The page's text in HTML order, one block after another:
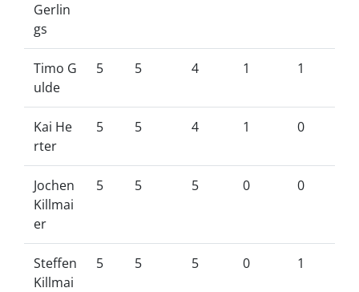
Gerlin
gs
Timo G
ulde
5 5 4 1 1
Kai He
rter
5 5 4 1 0
Jochen
Killmai
er
5 5 5 0 0
Steffen
Killmai
5 5 5 0 1